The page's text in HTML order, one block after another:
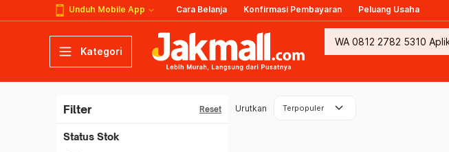
Unduh Mobile App Cara Belanja Konfirmasi Pembayaran Peluang Usaha
Kategori
Filter Reset
Status Stok
Urutkan Terpopuler keyboard_arrow_down